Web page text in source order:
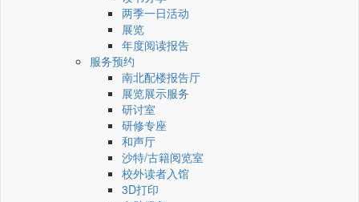
两季一日活动
展览
年度阅读报告
服务预约
南北配楼报告厅
展览展示服务
研讨室
研修专座
和声厅
沙特/古籍阅览室
校外读者入馆
3D打印